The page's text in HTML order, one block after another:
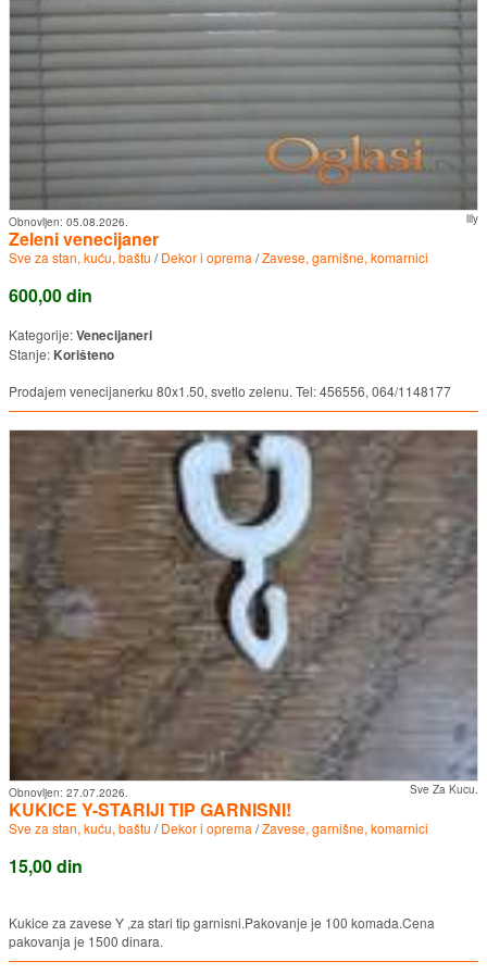
lily
Obnovljen: 05.08.2026.
Zeleni venecijaner
Sve za stan, kuću, baštu /Dekor i oprema /Zavese, garnišne, komarnici
600,00 din
Kategorije:Venecijaneri
Stanje: Korišteno
Prodajem venecijanerku 80x1.50, svetlo zelenu. Tel: 456556, 064/1148177
Sve Za Kucu.
Obnovljen: 27.07.2026.
KUKICE Y-STARIJI TIP GARNISNI!
Sve za stan, kuću, baštu /Dekor i oprema /Zavese, garnišne, komarnici
15,00 din
Kukice za zavese Y ,za stari tip garnisni.Pakovanje je 100 komada.Cena
pakovanja je 1500 dinara.